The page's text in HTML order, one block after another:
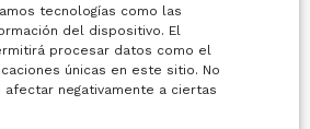
tecnologías como las
del dispositivo. El
procesar datos como el
únicas en este sitio. No
negativamente a ciertas